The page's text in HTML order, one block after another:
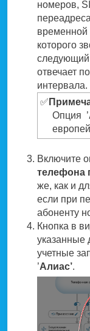
номеров,
временной
которого
отвечает
интервала.
✅
Опция ’
Включите
телефона
же, как и
если при
абоненту
Кнопка в
указанные
учетные
’Алиас’.